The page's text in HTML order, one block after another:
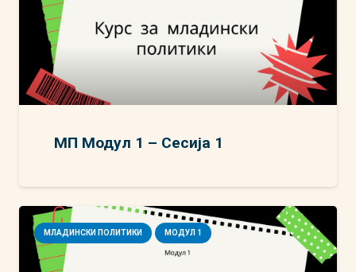
МП Модул 1 – Сесија 1
МЛАДИНСКИ ПОЛИТИКИ МОДУЛ 1